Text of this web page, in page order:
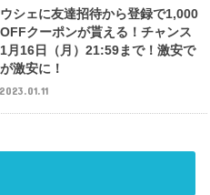
シェに友達招待から登録で1,000
OFFクーポンが貰える！チャンス
月16日（月）21:59まで！激安で
激安に！
2023.01.11